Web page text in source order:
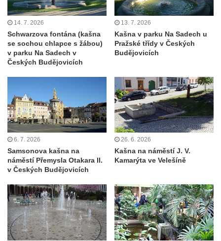
Hodoníně
Kašna Ptačí napajedlo na Lázeňském
náměstí v Teplicích
Kašna v parku na Lázeňském náměstí u
lázeňského domu Beethoven v Teplicích
Fontána Pampeliška v parku u Císařských
lázní v Teplicích
Kašna na Laubeho náměstí u Císařských
lázní v Teplicích
Porcelánová kašna na křižovatce u
Porcelánová fontána v areálu Českého
porcelánu v Dubí
Kašna v parku před kostelem
Neposkvrněného početí Panny Marie v
Dubí
Kašna na nádvoří Tereziných lázní v Dubí
14. 7. 2026
Schwarzova fontána (kašna
se sochou chlapce s žábou)
v parku Na Sadech v
Českých Budějovicích
13. 7. 2026
Kašna v parku Na Sadech u
Pražské třídy v Českých
Budějovicích
6. 7. 2026
Samsonova kašna na
náměstí Přemysla Otakara II.
v Českých Budějovicích
26. 6. 2026
Kašna na náměstí J. V.
Kamarýta ve Velešíně